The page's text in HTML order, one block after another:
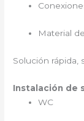
Material
Solución rápida,
Instalación de
WC